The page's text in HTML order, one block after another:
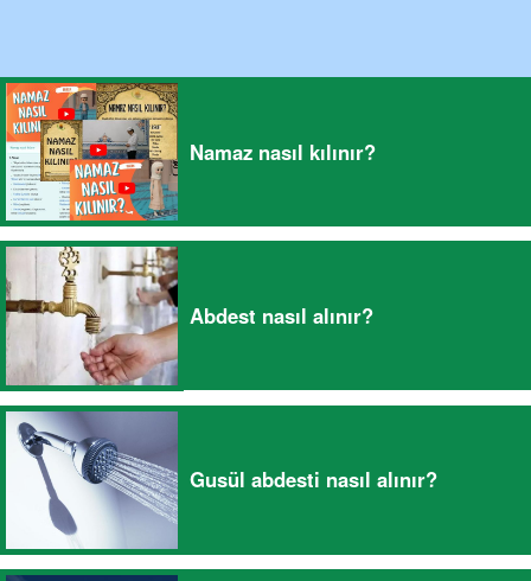
Namaz nasıl kılınır?
Abdest nasıl alınır?
Gusül abdesti nasıl alınır?